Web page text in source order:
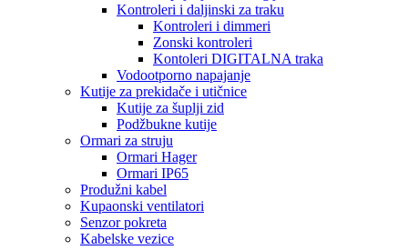
Kontroleri i daljinski za traku
Kontroleri i dimmeri
Zonski kontroleri
Kontoleri DIGITALNA traka
Vodootporno napajanje
Kutije za prekidače i utičnice
Kutije za šuplji zid
Podžbukne kutije
Ormari za struju
Ormari Hager
Ormari IP65
Produžni kabel
Kupaonski ventilatori
Senzor pokreta
Kabelske vezice